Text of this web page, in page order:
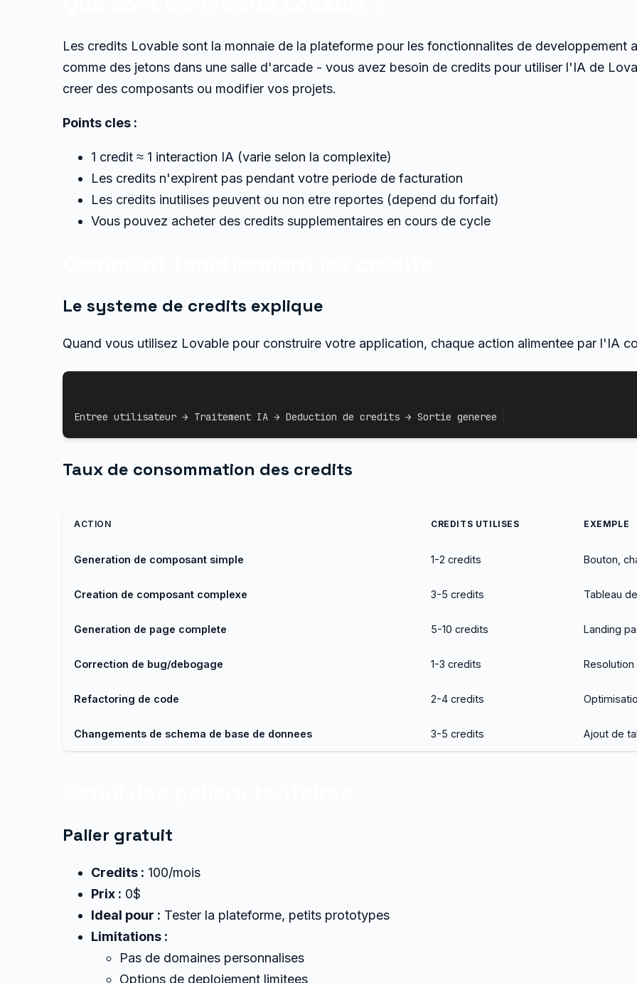
Les credits Lovable sont la monnaie de la plateforme pour les fonctionnalites de developpement
comme des jetons dans une salle d'arcade - vous avez besoin de credits pour utiliser l'IA de
creer des composants ou modifier vos projets.
Points cles :
1 credit ≈ 1 interaction IA (varie selon la complexite)
Les credits n'expirent pas pendant votre periode de facturation
Les credits inutilises peuvent ou non etre reportes (depend du forfait)
Vous pouvez acheter des credits supplementaires en cours de cycle
Le systeme de credits explique
Quand vous utilisez Lovable pour construire votre application, chaque action alimentee par l'IA
Entree utilisateur → Traitement IA → Deduction de credits → Sortie generee
Taux de consommation des credits
ACTION CREDITS UTILISES EXEMPLE
Generation de composant simple 1-2 credits Bouton,
Creation de composant complexe 3-5 credits Tableau
Generation de page complete 5-10 credits Landing
Correction de bug/debogage 1-3 credits
Refactoring de code 2-4 credits
Changements de schema de base de donnees 3-5 credits Ajout de
Palier gratuit
Credits : 100/mois
Prix : 0$
Ideal pour : Tester la plateforme, petits prototypes
Limitations :
Pas de domaines personnalises
Options de deploiement limitees